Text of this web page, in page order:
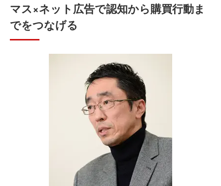
マス×ネット広告で認知から購買行動ま
でをつなげる